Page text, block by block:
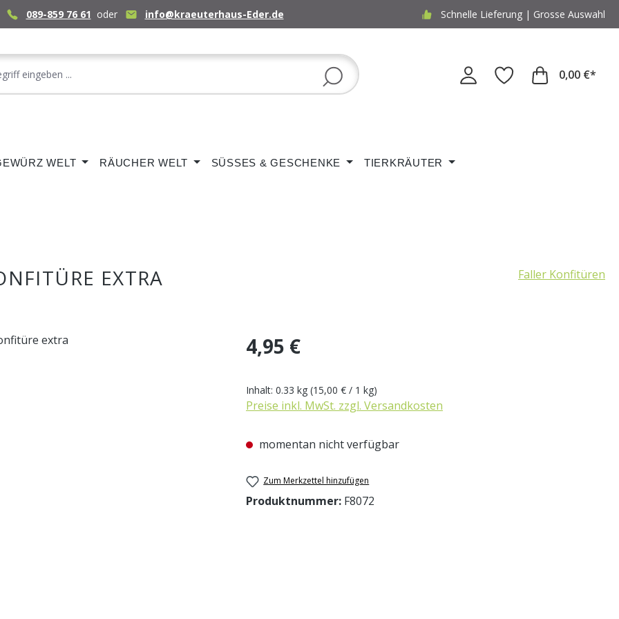
089-859 76 61 oder info@kraeuterhaus-Eder.de Schnelle Lieferung | Grosse Auswahl
0,00 €*
WELT RÄUCHER WELT SÜSSES & GESCHENKE TIERKRÄUTER
EXTRA Faller Konfitüren
Regulärer Preis:
4,95 €
Inhalt: 0.33 kg (15,00 € / 1 kg)
Preise inkl. MwSt. zzgl. Versandkosten
momentan nicht verfügbar
Zum Merkzettel hinzufügen
Produktnummer: F8072